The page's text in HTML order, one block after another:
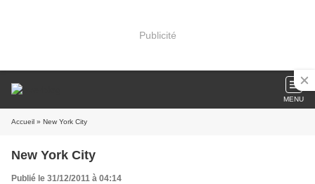
Publicité
MENU
Accueil » New York City
New York City
Publié le 31/12/2011 à 04:14